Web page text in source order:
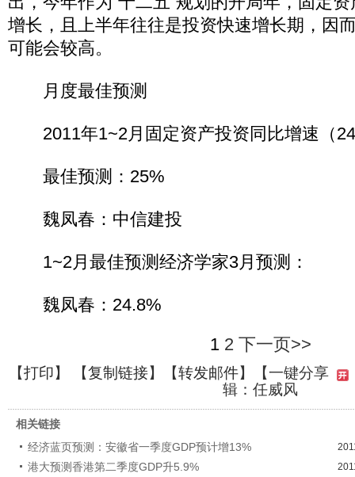
增长，且上半年往往是投资快速增长期，因
可能会较高。
月度最佳预测
2011年1~2月固定资产投资同比增速（
最佳预测：25%
魏凤春：中信建投
1~2月最佳预测经济学家3月预测：
魏凤春：24.8%
1 2 下一页>>
【打印】 【复制链接】【转发邮件】
【一键分享
辑：任威风
相关链接
经济蓝页预测：安徽省一季度GDP预计增13%
港大预测香港第二季度GDP升5.9%